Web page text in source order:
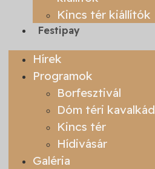
Kincs tér kiállítók
Festipay
Hírek
Programok
Borfesztivál
Dóm téri kavalkád
Kincs tér
Hídivásár
Galéria